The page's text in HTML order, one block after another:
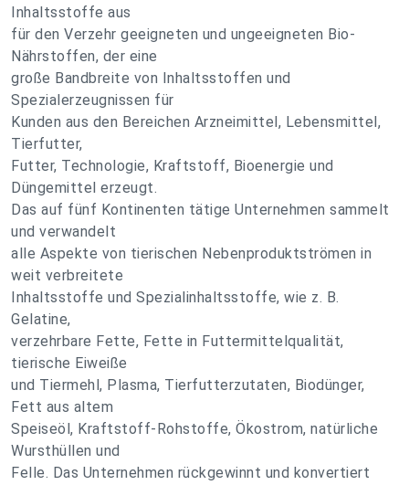
Inhaltsstoffe aus
für den Verzehr geeigneten und ungeeigneten Bio-
Nährstoffen, der eine
große Bandbreite von Inhaltsstoffen und
Spezialerzeugnissen für
Kunden aus den Bereichen Arzneimittel, Lebensmittel,
Tierfutter,
Futter, Technologie, Kraftstoff, Bioenergie und
Düngemittel erzeugt.
Das auf fünf Kontinenten tätige Unternehmen sammelt
und verwandelt
alle Aspekte von tierischen Nebenproduktströmen in
weit verbreitete
Inhaltsstoffe und Spezialinhaltsstoffe, wie z. B.
Gelatine,
verzehrbare Fette, Fette in Futtermittelqualität,
tierische Eiweiße
und Tiermehl, Plasma, Tierfutterzutaten, Biodünger,
Fett aus altem
Speiseöl, Kraftstoff-Rohstoffe, Ökostrom, natürliche
Wursthüllen und
Felle. Das Unternehmen rückgewinnt und konvertiert